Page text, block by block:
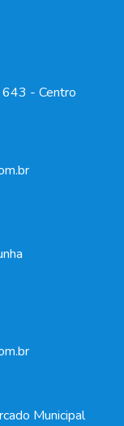
643 - Centro
Municipal